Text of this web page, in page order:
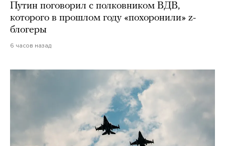
Путин поговорил с полковником ВДВ,
которого в прошлом году «похоронили» z-
блогеры
6 часов назад